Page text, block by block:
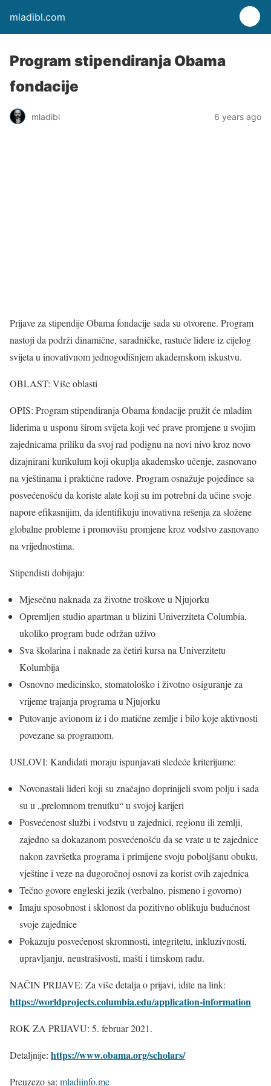
mladibl.com
Program stipendiranja Obama
fondacije
mladibl 6 years ago
Prijave za stipendije Obama fondacije sada su otvorene. Program
nastoji da podrži dinamične, saradničke, rastuće lidere iz cijelog
svijeta u inovativnom jednogodišnjem akademskom iskustvu.
OBLAST: Više oblasti
OPIS: Program stipendiranja Obama fondacije pružit će mladim
liderima u usponu širom svijeta koji već prave promjene u svojim
zajednicama priliku da svoj rad podignu na novi nivo kroz novo
dizajnirani kurikulum koji okuplja akademsko učenje, zasnovano
na vještinama i praktične radove. Program osnažuje pojedince sa
posvećenošću da koriste alate koji su im potrebni da učine svoje
napore efikasnijim, da identifikuju inovativna rešenja za složene
globalne probleme i promovišu promjene kroz vođstvo zasnovano
na vrijednostima.
Stipendisti dobijaju:
Mjesečnu naknada za životne troškove u Njujorku
Opremljen studio apartman u blizini Univerziteta Columbia,
ukoliko program bude održan uživo
Sva školarina i naknade za četiri kursa na Univerzitetu
Kolumbija
Osnovno medicinsko, stomatološko i životno osiguranje za
vrijeme trajanja programa u Njujorku
Putovanje avionom iz i do matične zemlje i bilo koje aktivnosti
povezane sa programom.
USLOVI: Kandidati moraju ispunjavati sledeće kriterijume:
Novonastali lideri koji su značajno doprinijeli svom polju i sada
su u „prelomnom trenutku“ u svojoj karijeri
Posvećenost službi i vođstvu u zajednici, regionu ili zemlji,
zajedno sa dokazanom posvećenošću da se vrate u te zajednice
nakon završetka programa i primijene svoju poboljšanu obuku,
vještine i veze na dugoročnoj osnovi za korist ovih zajednica
Tečno govore engleski jezik (verbalno, pismeno i govorno)
Imaju sposobnost i sklonost da pozitivno oblikuju budućnost
svoje zajednice
Pokazuju posvećenost skromnosti, integritetu, inkluzivnosti,
upravljanju, neustrašivosti, mašti i timskom radu.
NAČIN PRIJAVE: Za više detalja o prijavi, idite na link:
https://worldprojects.columbia.edu/application-information
ROK ZA PRIJAVU: 5. februar 2021.
Detaljnije: https://www.obama.org/scholars/
Preuzezo sa: mladiinfo.me